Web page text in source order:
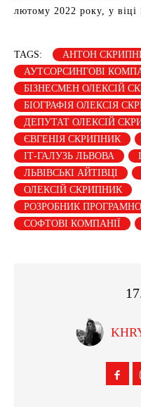
лютому 2022 року, у віці
TAGS:
АНТОН
АУТСОРСИНГОВІ
БІЗНЕСМЕН ОЛЕКСІЙ
БІОГРАФІЯ ОЛЕКСІЯ
ДЕПУТАТ ОЛЕКСІЙ
ЄВГЕНІЯ СКРИПНИК
ІТ-ГАЛУЗЬ ЛЬВОВА
ЛЬВІВСЬКІ АЙТІВЦІ
ОЛЕКСІЙ СКРИПНИК
РОЗРОБНИК
СОФТОВІ КОМПАНІЇ